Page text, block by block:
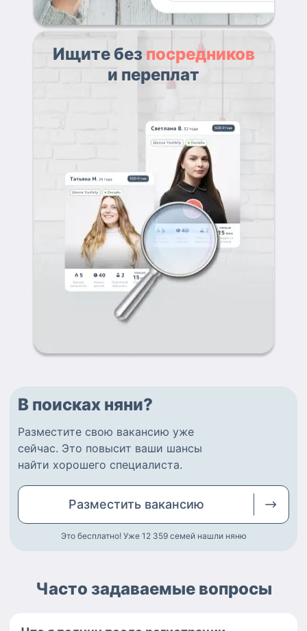
Ищите без посредников
и переплат
В поисках няни?
Разместите свою вакансию уже
сейчас. Это повысит ваши шансы
найти хорошего специалиста.
Разместить вакансию
Это бесплатно! Уже 12 359 семей нашли няню
Часто задаваемые вопросы